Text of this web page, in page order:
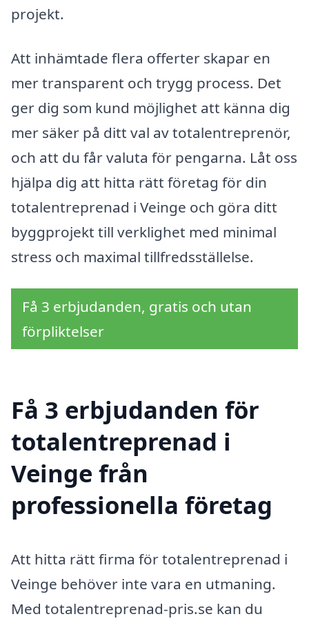
projekt.
Att inhämtade flera offerter skapar en
mer transparent och trygg process. Det
ger dig som kund möjlighet att känna dig
mer säker på ditt val av totalentreprenör,
och att du får valuta för pengarna. Låt oss
hjälpa dig att hitta rätt företag för din
totalentreprenad i Veinge och göra ditt
byggprojekt till verklighet med minimal
stress och maximal tillfredsställelse.
Få 3 erbjudanden, gratis och utan
förpliktelser
Få 3 erbjudanden för
totalentreprenad i
Veinge från
professionella företag
Att hitta rätt firma för totalentreprenad i
Veinge behöver inte vara en utmaning.
Med totalentreprenad-pris.se kan du